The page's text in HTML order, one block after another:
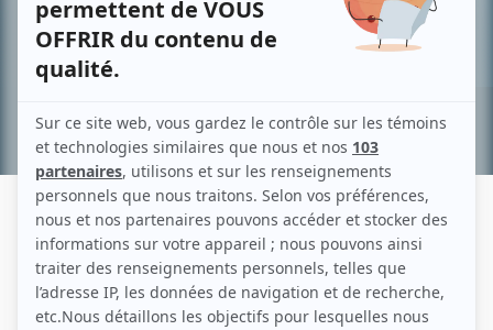
Recherche avancée »
JAMES MORRIS
Liens
Fiche de James Morris sur Showbizz.net